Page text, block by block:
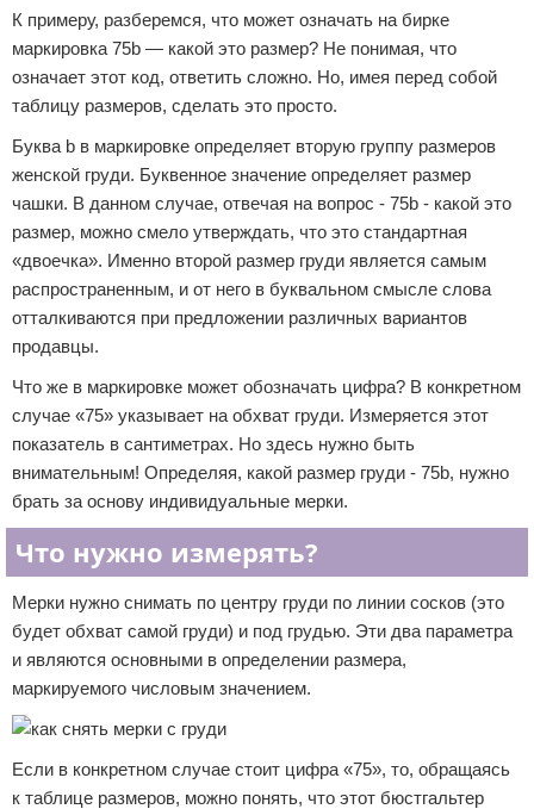
К примеру, разберемся, что может означать на бирке
маркировка 75b — какой это размер? Не понимая, что
означает этот код, ответить сложно. Но, имея перед собой
таблицу размеров, сделать это просто.
Буква b в маркировке определяет вторую группу размеров
женской груди. Буквенное значение определяет размер
чашки. В данном случае, отвечая на вопрос - 75b - какой это
размер, можно смело утверждать, что это стандартная
«двоечка». Именно второй размер груди является самым
распространенным, и от него в буквальном смысле слова
отталкиваются при предложении различных вариантов
продавцы.
Что же в маркировке может обозначать цифра? В конкретном
случае «75» указывает на обхват груди. Измеряется этот
показатель в сантиметрах. Но здесь нужно быть
внимательным! Определяя, какой размер груди - 75b, нужно
брать за основу индивидуальные мерки.
Что нужно измерять?
Мерки нужно снимать по центру груди по линии сосков (это
будет обхват самой груди) и под грудью. Эти два параметра
и являются основными в определении размера,
маркируемого числовым значением.
Если в конкретном случае стоит цифра «75», то, обращаясь
к таблице размеров, можно понять, что этот бюстгальтер